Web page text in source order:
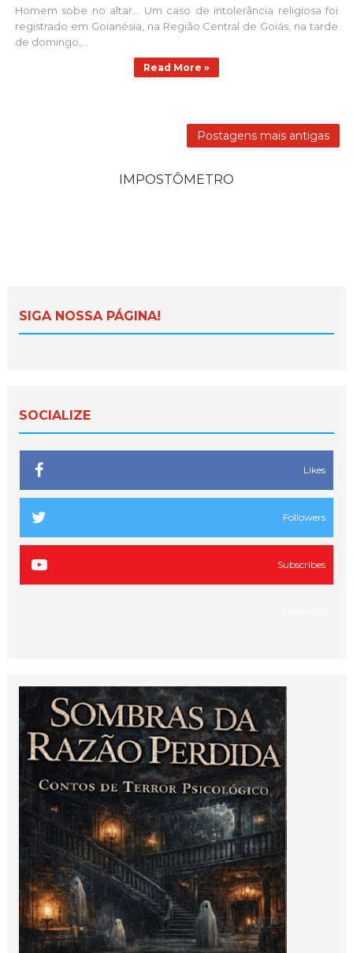
Homem sobe no altar... Um caso de intolerância religiosa foi
registrado em Goianésia, na Região Central de Goiás, na tarde
de domingo,...
Read More »
Postagens mais antigas
IMPOSTÔMETRO
SIGA NOSSA PÁGINA!
SOCIALIZE
Likes
Followers
Subscribes